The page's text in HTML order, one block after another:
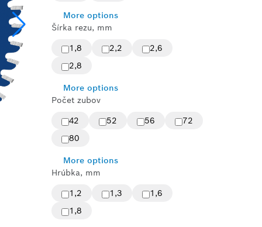
More options
Šírka rezu, mm
1,8
2,2
2,6
2,8
More options
Počet zubov
42
52 56
72
80
More options
Hrúbka, mm
1,2
1,3
1,6
1,8